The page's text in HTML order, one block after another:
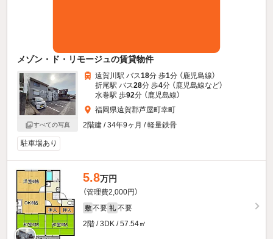
メゾン・ド・リモージュの賃貸物件
すべての写真
遠賀川駅 バス18分 歩1分 （鹿児島線）
折尾駅 バス28分 歩4分 （鹿児島線など）
水巻駅 歩92分 （鹿児島線）
福岡県遠賀郡芦屋町幸町
2階建 / 34年9ヶ月 / 軽量鉄骨
駐車場あり
5.8万円
（管理費2,000円）
敷 不要 礼 不要
2階 / 3DK / 57.54㎡